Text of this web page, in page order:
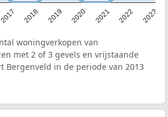
2017 2018 2019 2020 2021 2022 2023
woningverkopen van
met 2 of 3 gevels en vrijstaande
Bergenveld in de periode van 2013